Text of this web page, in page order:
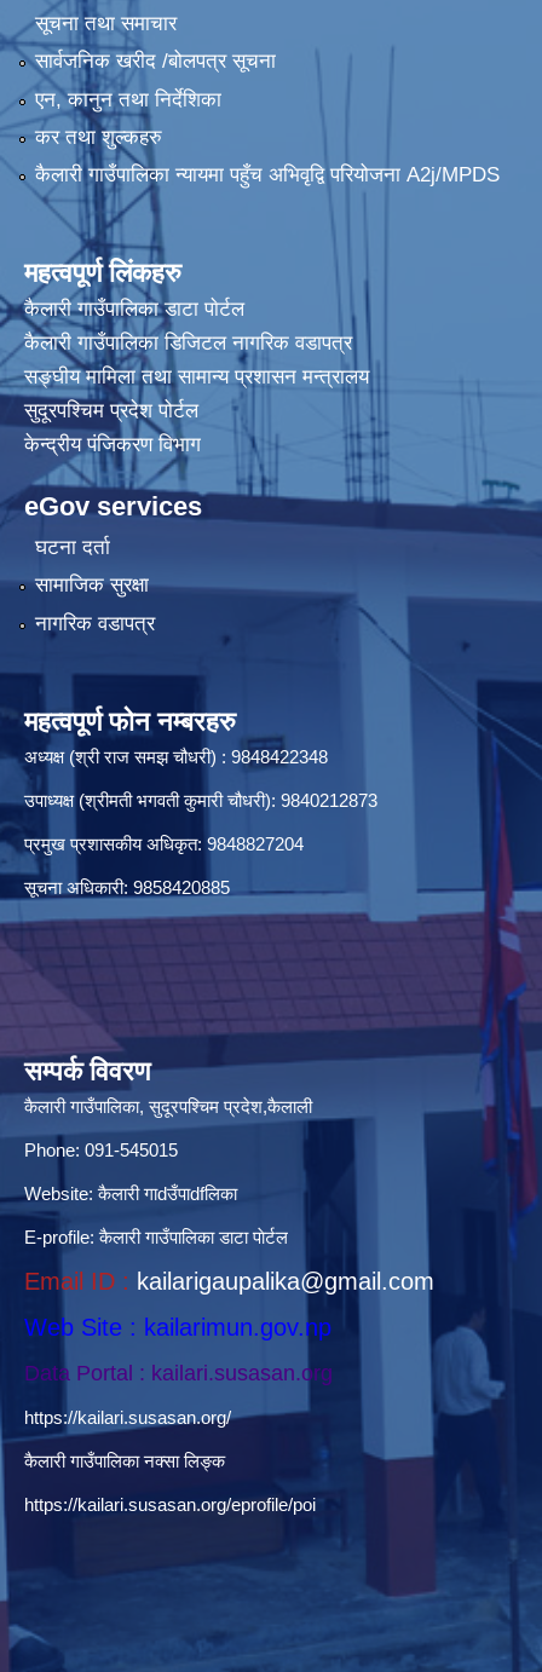
सूचना तथा समाचार
सार्वजनिक खरीद /बोलपत्र सूचना
एन, कानुन तथा निर्देशिका
कर तथा शुल्कहरु
कैलारी गाउँपालिका न्यायमा पहुँच अभिवृद्वि परियोजना A2j/MPDS
महत्वपूर्ण लिंकहरु
कैलारी गाउँपालिका डाटा पाेर्टल
कैलारी गाउँपालिका डिजिटल नागरिक वडापत्र
सङ्घीय मामिला तथा सामान्य प्रशासन मन्त्रालय
सुदूरपश्चिम प्रदेश पोर्टल
केन्द्रीय प‌ंजिकरण विभाग
eGov services
घटना दर्ता
सामाजिक सुरक्षा
नागरिक वडापत्र
महत्वपूर्ण फोन नम्बरहरु
अध्यक्ष (श्री राज समझ चौधरी) : 9848422348
उपाध्यक्ष (श्रीमती भगवती कुमारी चौधरी): 9840212873
प्रमुख प्रशासकीय अधिकृत: 9848827204
सूचना अधिकारी: 9858420885
सम्पर्क विवरण
कैलारी गाउँपालिका, सुदूरपश्चिम प्रदेश,कैलाली
Phone: 091-545015
Website:कैलारी गाdउँपाdfलिका
E-profile:कैलारी गाउँपालिका डाटा पाेर्टल
Email ID : kailarigaupalika@gmail.com
Web Site : kailarimun.gov.np
Data Portal : kailari.susasan.org
https://kailari.susasan.org/
कैलारी गाउँपालिका नक्सा लिङ्क
https://kailari.susasan.org/eprofile/poi